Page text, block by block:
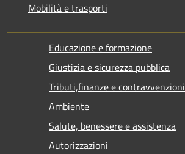
Mobilità e trasporti
Educazione e formazione
Giustizia e sicurezza pubblica
Tributi,finanze e contravvenzioni
Ambiente
Salute, benessere e assistenza
Autorizzazioni